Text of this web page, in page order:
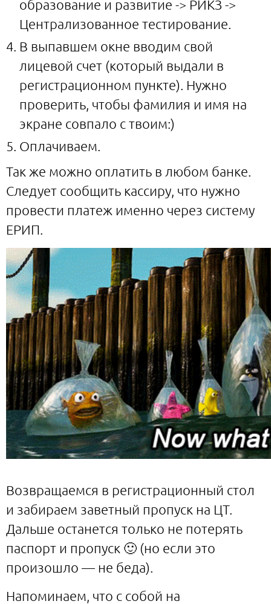
образование и развитие -> РИКЗ ->
Централизованное тестирование.
В выпавшем окне вводим свой
лицевой счет (который выдали в
регистрационном пункте). Нужно
проверить, чтобы фамилия и имя на
экране совпало с твоим:)
Оплачиваем.
Так же можно оплатить в любом банке.
Следует сообщить кассиру, что нужно
провести платеж именно через систему
ЕРИП.
Возвращаемся в регистрационный стол
и забираем заветный пропуск на ЦТ.
Дальше останется только не потерять
паспорт и пропуск 🙂 (но если это
произошло — не беда).
Напоминаем, что с собой на